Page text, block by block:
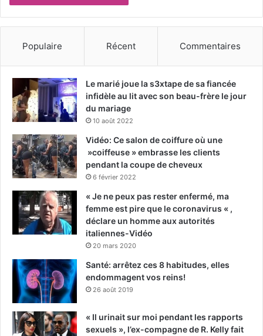
Populaire Récent Commentaires
Le marié joue la s3xtape de sa fiancée
infidèle au lit avec son beau-frère le jour
du mariage
10 août 2022
Vidéo: Ce salon de coiffure où une
»coiffeuse » embrasse les clients
pendant la coupe de cheveux
6 février 2022
« Je ne peux pas rester enfermé, ma
femme est pire que le coronavirus « ,
déclare un homme aux autorités
italiennes-Vidéo
20 mars 2020
Santé: arrêtez ces 8 habitudes, elles
endommagent vos reins!
26 août 2019
« Il urinait sur moi pendant les rapports
sexuels », l’ex-compagne de R. Kelly fait